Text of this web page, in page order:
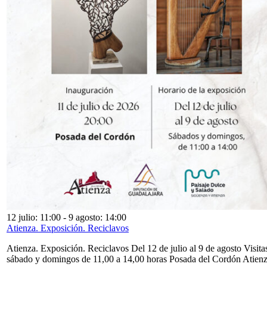
12 julio: 11:00 - 9 agosto: 14:00
Atienza. Exposición. Reciclavos
Atienza. Exposición. Reciclavos Del 12 de julio al 9 de agosto
sábado y domingos de 11,00 a 14,00 horas Posada del Cordón